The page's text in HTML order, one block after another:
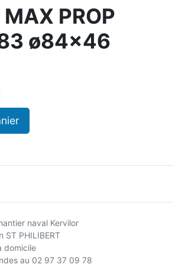
PROP
ø84x46
naval Kervilor
ST PHILIBERT
domicile
au 02 97 37 09 78